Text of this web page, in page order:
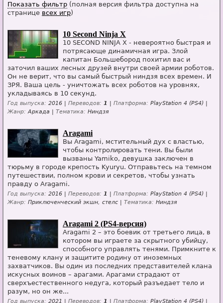
Показать фильтр (полная версия фильтра доступна на
странице всех игр)
10 Second Ninja X
10 SECOND NINJA X - невероятно быстрая и
потрясающе динамичная игра. Злой
капитан Большебород похитил вас и
заточил ваших лесных друзей внутри своей армии роботов.
Он не верит, что вы самый быстрый ниндзя всех времен. И
ЗРЯ. Ваша цель - уничтожать всех роботов на уровнях,
укладываясь в 10 секунд.
Год выпуска: 2016 | Переводов: 1 | Платформа: PlayStation 4 (PS4) |
Жанр: Аркада | Тематика: Ниндзя
Aragami
Вы Aragami, мстительный дух с властью,
чтобы контролировать тени. Вы были
вызваны Yamiko, девушка заключен в
тюрьму в городе крепость Kyuryu. Отправьтесь на темном
путешествии, полном крови и секретов, чтобы узнать
правду о Aragami.
Год выпуска: 2016 | Переводов: 1 | Платформа: PlayStation 4 (PS4) |
Жанр: Приключенческий экшн, стелс | Тематика: Ниндзя
Aragami 2 (PS4-версия)
Aragami 2 – это боевик от третьего лица, в
котором вы играете за скрытного убийцу,
способного управлять тенями. Примкните к
теневому клану и защитите родину от иноземных
захватчиков. Вы один из последних представителей клана
искусных воинов – арагами. Арагами страдают от
сверхъестественного недуга, который разъедает тело и
разум, но он же...
Год выпуска: 2021 | Переводов: 1 | Платформа: PlayStation 4 (PS4) |